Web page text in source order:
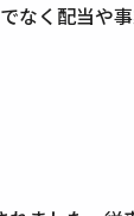
でなく配当や